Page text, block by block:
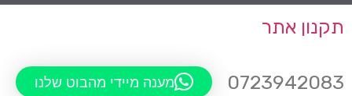
תקנון אתר
0723942083 מענה מיידי מהבוט שלנו